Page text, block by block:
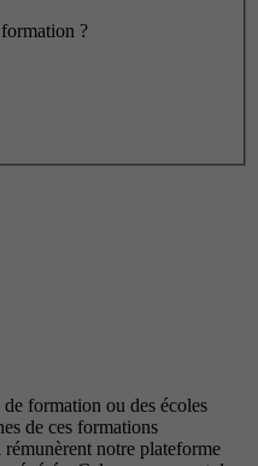
?
formation ou des écoles
de ces formations
notre plateforme